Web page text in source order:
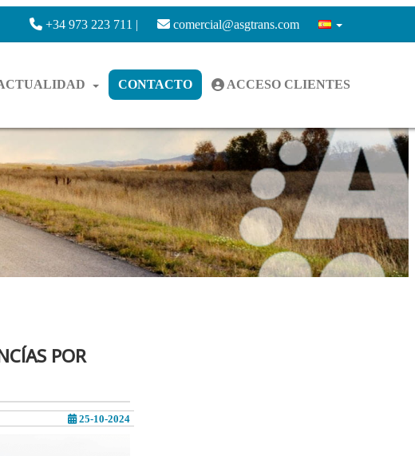
+34 973 223 711 | comercial@asgtrans.com
CONTACTO ACCESO CLIENTES
POR
25-10-2024